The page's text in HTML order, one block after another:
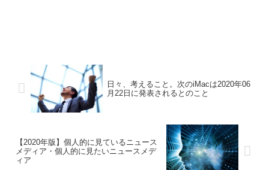
日々、考えること。次のiMacは2020年06
月22日に発表されるとのこと
【2020年版】個人的に見ているニュース
メディア・個人的に見たいニュースメデ
ィア